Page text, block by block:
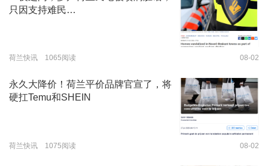
只因支持难民…
荷兰快讯 1065阅读 08-02
永久大降价！荷兰平价品牌官宣了，将
硬扛Temu和SHEIN
荷兰快讯 1075阅读 08-02